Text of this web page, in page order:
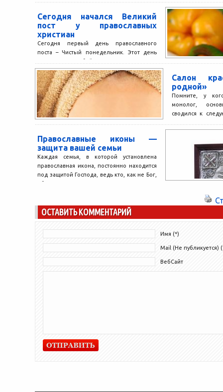
в нашем...
Сегодня начался Великий
пост у православных
христиан
Сегодня первый день православного
поста – Чистый понедельник. Этот день
отличается особой строгостью. Те, кто
строго придерживаются церковных
правил, вообще...
Салон
родной»
Помните, у
монолог,
сводился к
Православные иконы —
защита вашей семьи
Каждая семья, в которой установлена
православная икона, постоянно находится
под защитой Господа, ведь кто, как не Бог,
оберегает нас и...
ОСТАВИТЬ КОММЕНТАРИЙ
Имя (*)
Mail (Не публикуется)
ВебСайт